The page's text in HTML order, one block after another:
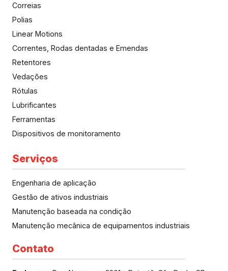
Correias
Polias
Linear Motions
Correntes, Rodas dentadas e Emendas
Retentores
Vedações
Rótulas
Lubrificantes
Ferramentas
Dispositivos de monitoramento
Serviços
Engenharia de aplicação
Gestão de ativos industriais
Manutenção baseada na condição
Manutenção mecânica de equipamentos industriais
Contato